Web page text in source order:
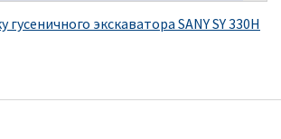
гусеничного экскаватора SANY SY 330H